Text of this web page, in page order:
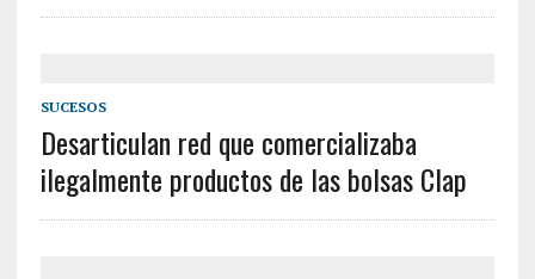
SUCESOS
Desarticulan red que comercializaba
ilegalmente productos de las bolsas Clap